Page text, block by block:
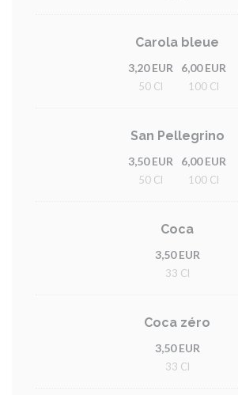
Carola bleue
3,20 EUR
50 Cl
6,00 EUR
100 Cl
San Pellegrino
3,50 EUR
50 Cl
6,00 EUR
100 Cl
Coca
3,50 EUR
33 Cl
Coca zéro
3,50 EUR
33 Cl